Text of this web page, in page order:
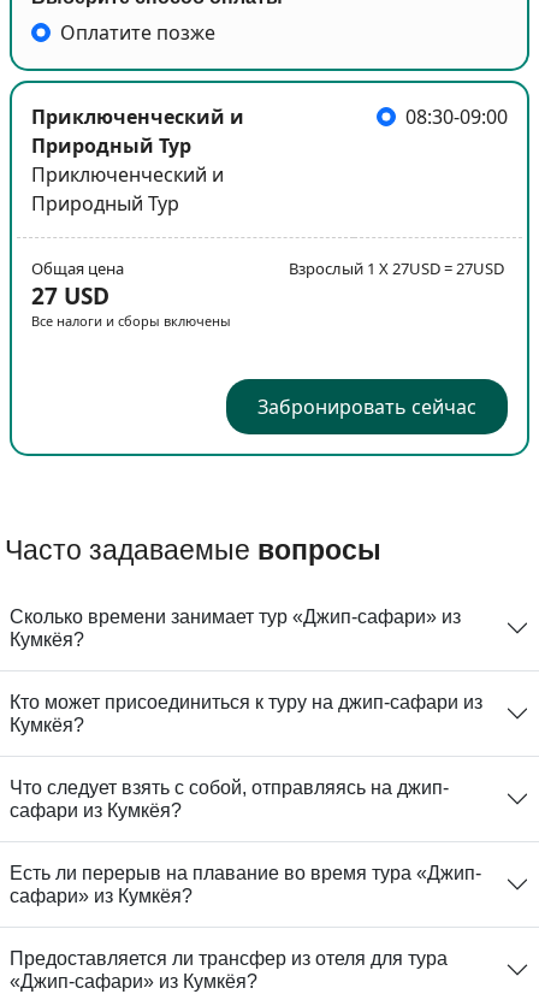
Оплатите позже
Приключенческий и
Природный Тур
Приключенческий и
Природный Тур
08:30-09:00
Общая цена
27 USD
Все налоги и сборы включены
Взрослый 1 X 27USD = 27USD
Забронировать сейчас
Часто задаваемые вопросы
Сколько времени занимает тур «Джип-сафари» из
Кумкёя?
Кто может присоединиться к туру на джип-сафари из
Кумкёя?
Что следует взять с собой, отправляясь на джип-
сафари из Кумкёя?
Есть ли перерыв на плавание во время тура «Джип-
сафари» из Кумкёя?
Предоставляется ли трансфер из отеля для тура
«Джип-сафари» из Кумкёя?